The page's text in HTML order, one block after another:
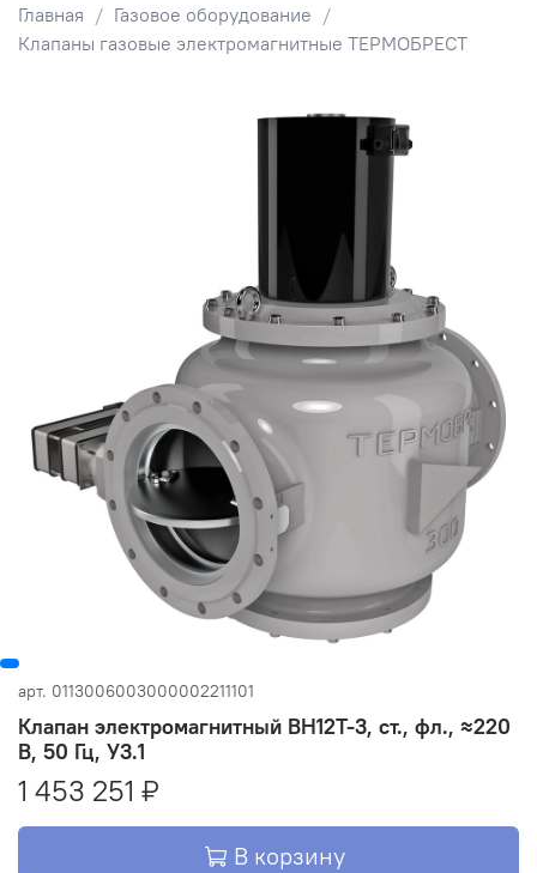
Главная
Газовое оборудование
Клапаны газовые электромагнитные ТЕРМОБРЕСТ
арт. 0113006003000002211101
Клапан электромагнитный ВН12Т-3, ст., фл., ≈220
В, 50 Гц, У3.1
1 453 251 ₽
В корзину